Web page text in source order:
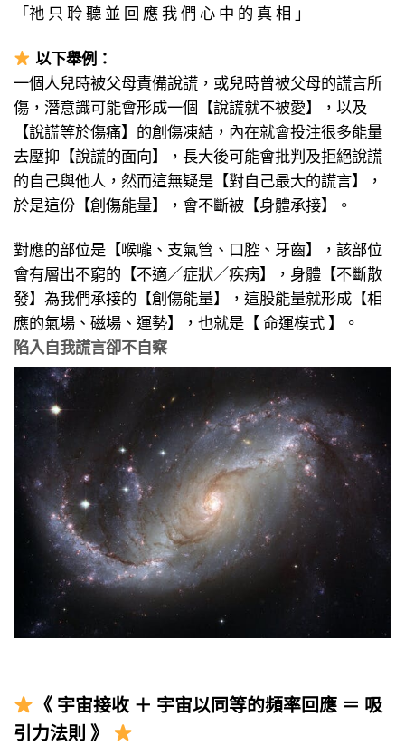
「祂 只 聆 聽 並 回 應 我 們 心 中 的 真 相 」
以下舉例：
一個人兒時被父母責備說謊，或兒時曾被父母的謊言所
傷，潛意識可能會形成一個【說謊就不被愛】，以及
【說謊等於傷痛】的創傷凍結，內在就會投注很多能量
去壓抑【說謊的面向】，長大後可能會批判及拒絕說謊
的自己與他人，然而這無疑是【對自己最大的謊言】，
於是這份【創傷能量】，會不斷被【身體承接】。
對應的部位是【喉嚨、支氣管、口腔、牙齒】，該部位
會有層出不窮的【不適／症狀／疾病】，身體【不斷散
發】為我們承接的【創傷能量】，這股能量就形成【相
應的氣場、磁場、運勢】，也就是【 命運模式 】。
陷入自我謊言卻不自察
《 宇宙接收 ＋ 宇宙以同等的頻率回應 ＝ 吸
引力法則 》